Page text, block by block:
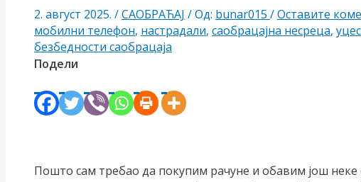
2. август 2025. /САОБРАЋАЈ / Од: bunar015 /Оставите
мобилни телефон, настрадали, саобрацајна несреца,
безбедности саобрацаја
Подели
Пошто сам требао да покупим рачуне и обавим још неке